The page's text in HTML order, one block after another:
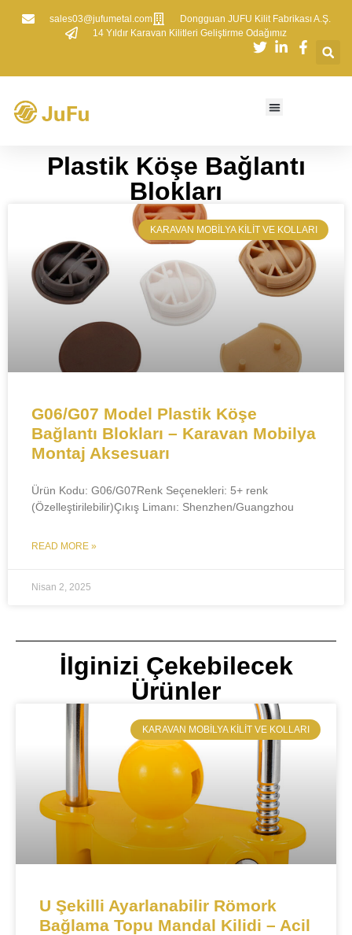
sales03@jufumetal.com
​Dongguan JUFU Kilit Fabrikası A.Ş.
​14 Yıldır Karavan Kilitleri Geliştirme Odağımız
​Plastik Köşe Bağlantı
Blokları
​KARAVAN MOBILYA KILIT VE KOLLARI
G06/G07 Model Plastik Köşe
Bağlantı Blokları – Karavan Mobilya
Montaj Aksesuarı
Ürün Kodu:​​ G06/G07​​Renk Seçenekleri:​​ 5+ renk
(Özelleştirilebilir)​​Çıkış Limanı:​​ Shenzhen/Guangzhou​
READ MORE »
Nisan 2, 2025
İlginizi Çekebilecek
Ürünler
​KARAVAN MOBILYA KILIT VE KOLLARI
U Şekilli Ayarlanabilir Römork
Bağlama Topu Mandal Kilidi – Acil